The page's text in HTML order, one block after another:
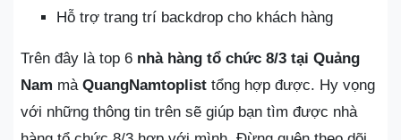
Hỗ trợ trang trí backdrop cho khách hàng
Trên đây là top 6 nhà hàng tổ chức 8/3 tại Quảng
Nam mà QuangNamtoplist tổng hợp được. Hy vọng
với những thông tin trên sẽ giúp bạn tìm được nhà